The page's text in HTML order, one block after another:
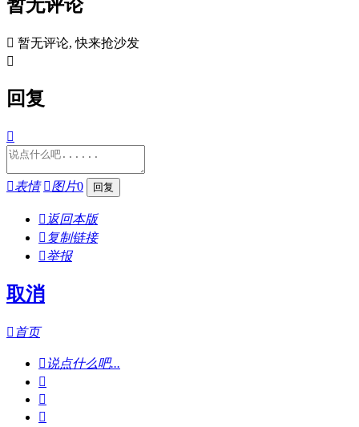
暂无评论
 暂无评论, 快来抢沙发

回复

表情 图片0
 返回本版
 复制链接
举报
取消
 首页
说点什么吧...


